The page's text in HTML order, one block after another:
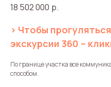
18 502 000 р.
> Чтобы
экскурсии 360 –
По границе участка все
способом.